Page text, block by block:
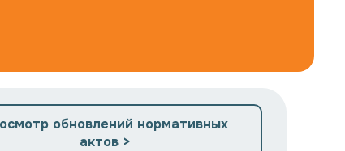
обновлений нормативных
актов >